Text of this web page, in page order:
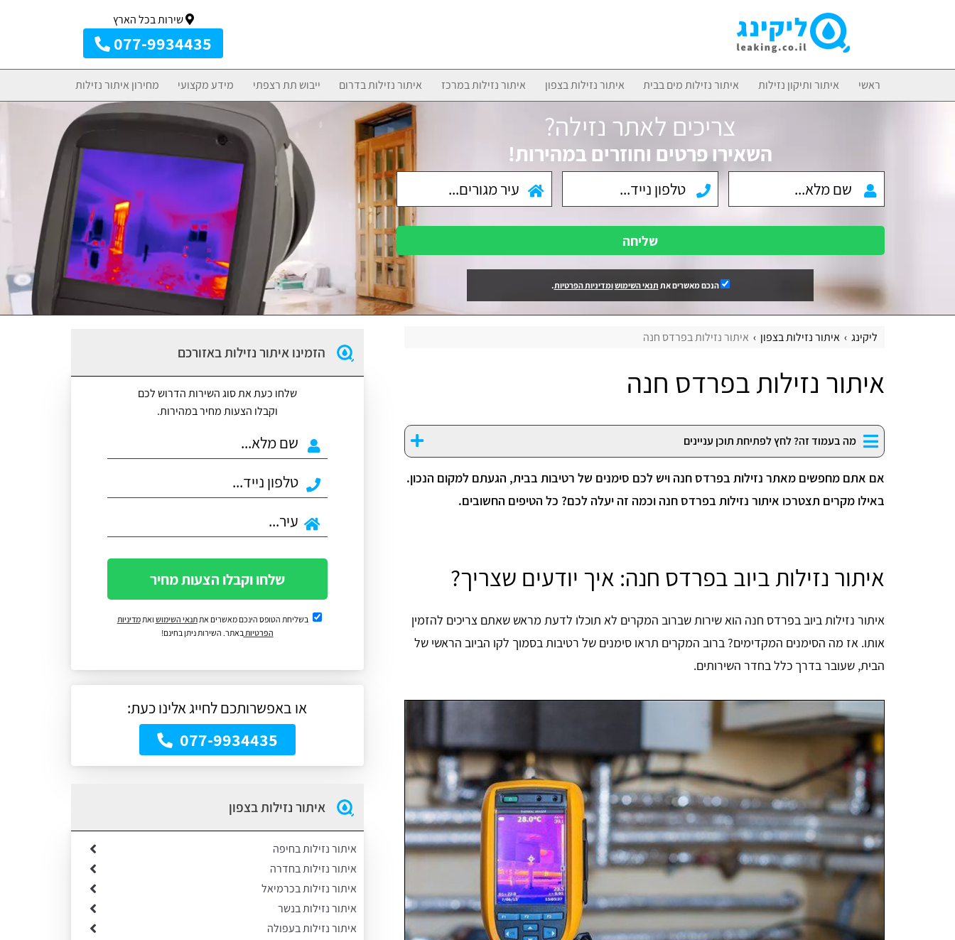
שירות בכל הארץ
077-9934435
ראשי איתור ותיקון נזילות איתור נזילות מים בבית איתור נזילות בצפון איתור נזילות במרכז איתור נזילות בדרום ייבוש תת רצפתי מידע מקצועי מחירון איתור נזילות
צריכים לאתר נזילה?
השאירו פרטים וחוזרים במהירות!
שליחה
הנכם מאשרים את תנאי השימושומדיניות הפרטיות.
ליקינג איתור נזילות בצפון איתור נזילות בפרדס חנה
איתור נזילות בפרדס חנה
מה בעמוד זה? לחץ לפתיחת תוכן עניינים
אם אתם מחפשים מאתר נזילות בפרדס חנה ויש לכם סימנים של רטיבות בבית, הגעתם למקום הנכון.
באילו מקרים תצטרכו איתור נזילות בפרדס חנה וכמה זה יעלה לכם? כל הטיפים החשובים.
איתור נזילות ביוב בפרדס חנה: איך יודעים שצריך?
איתור נזילות ביוב בפרדס חנה הוא שירות שברוב המקרים לא תוכלו לדעת מראש שאתם צריכים להזמין
אותו. אז מה הסימנים המקדימים? ברוב המקרים תראו סימנים של רטיבות בסמוך לקו הביוב הראשי של
הבית, שעובר בדרך כלל בחדר השירותים.
הזמינו איתור נזילות באזורכם
שלחו כעת את סוג השירות הדרוש לכם
וקבלו הצעות מחיר במהירות.
שלחו וקבלו הצעות מחיר
בשליחת הטופס הינכם מאשרים אתתנאי השימוש ואתמדיניות
הפרטיותבאתר. השירות ניתן בחינם!
או באפשרותכם לחייג אלינו כעת:
077-9934435
איתור נזילות בצפון
איתור נזילות בחיפה
איתור נזילות בחדרה
איתור נזילות בכרמיאל
איתור נזילות בנשר
איתור נזילות בעפולה